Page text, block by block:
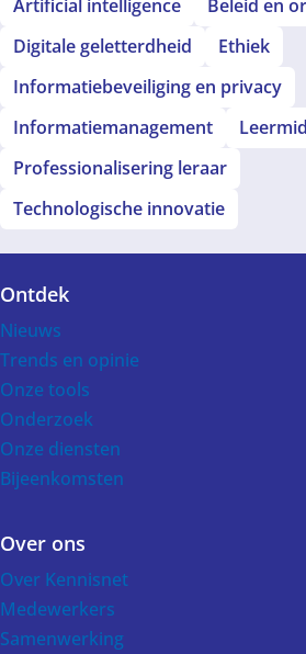
Artificial intelligence
Beleid en
Digitale geletterdheid
Ethiek
Informatiebeveiliging en privacy
Informatiemanagement
Professionalisering leraar
Technologische innovatie
Voet
Ontdek
Nieuws
Trends en opinie
Onze tools
Onderzoek
Onze diensten
Bijeenkomsten
Over ons
Over Kennisnet
Medewerkers
Samenwerking